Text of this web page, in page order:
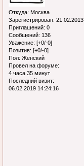
Откуда: Москва
Зарегистрирован: 21.02.2013
Приглашений: 0
Сообщений: 136
Уважение: [+0/-0]
Позитив: [+0/-0]
Пол: Женский
Провел на форуме:
4 часа 35 минут
Последний визит:
06.02.2019 14:24:16